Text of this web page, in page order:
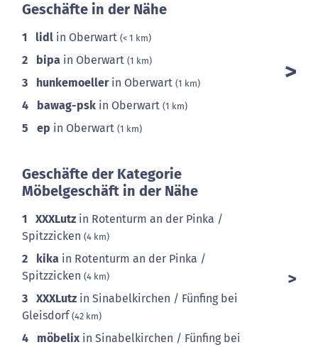
Geschäfte in der Nähe
1 lidl in Oberwart (< 1 km)
2 bipa in Oberwart (1 km)
3 hunkemoellerin Oberwart (1 km)
4 bawag-psk in Oberwart (1 km)
5 ep in Oberwart (1 km)
Geschäfte der Kategorie
Möbelgeschäft in der Nähe
1 XXXLutz in Rotenturm an der Pinka /
Spitzzicken (4 km)
2 kika in Rotenturm an der Pinka /
Spitzzicken (4 km)
3 XXXLutz in Sinabelkirchen / Fünfing bei
Gleisdorf(42 km)
4 möbelix in Sinabelkirchen / Fünfing bei